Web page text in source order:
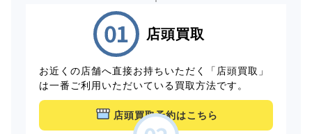
店頭買取
お近くの店舗へ直接お持ちいただく「店頭買取」
は一番ご利用いただいている買取方法です。
店頭買取予約はこちら